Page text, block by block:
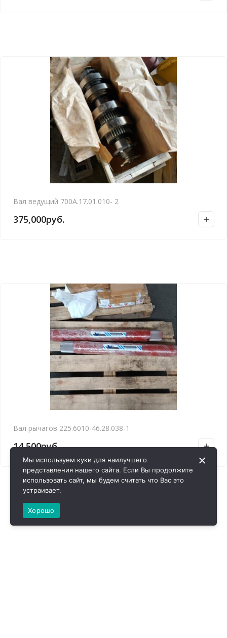
Вал ведущий 700А.17.01.010- 2
375,000руб.
Вал рычагов 225.6010-46.28.038-1
14,500руб.
Мы используем куки для наилучшего
представления нашего сайта. Если Вы продолжите
использовать сайт, мы будем считать что Вас это
устраивает.
Хорошо